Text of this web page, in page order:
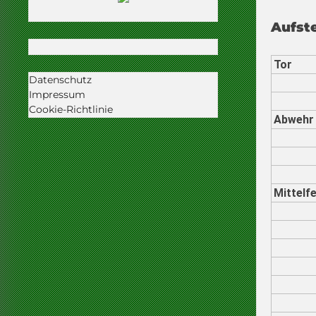
Tor
Abwehr
Datenschutz
Impressum
Cookie-Richtlinie